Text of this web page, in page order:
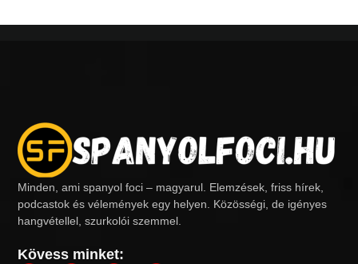
Minden, ami spanyol foci – magyarul. Elemzések, friss hírek,
podcastok és vélemények egy helyen. Közösségi, de igényes
hangvétellel, szurkolói szemmel.
Kövess minket: